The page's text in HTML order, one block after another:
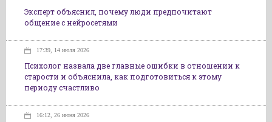
Эксперт объяснил, почему люди предпочитают
общение с нейросетями
17:39, 14 июля 2026
Психолог назвала две главные ошибки в отношении к
старости и объяснила, как подготовиться к этому
периоду счастливо
16:12, 26 июня 2026